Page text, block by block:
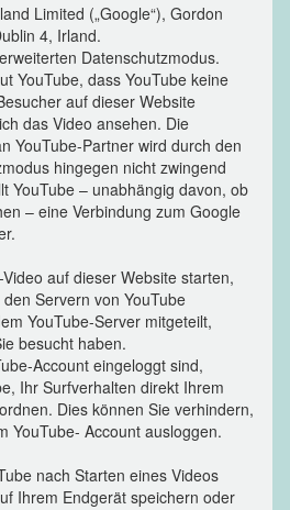
Limited („Google“), Gordon
4, Irland.
Datenschutzmodus.
YouTube, dass YouTube keine
auf dieser Website
das Video ansehen. Die
YouTube-Partner wird durch den
hingegen nicht zwingend
YouTube – unabhängig davon, ob
– eine Verbindung zum Google
auf dieser Website starten,
Servern von YouTube
YouTube-Server mitgeteilt,
besucht haben.
Account eingeloggt sind,
Ihr Surfverhalten direkt Ihrem
Dies können Sie verhindern,
YouTube- Account ausloggen.
nach Starten eines Videos
Ihrem Endgerät speichern oder